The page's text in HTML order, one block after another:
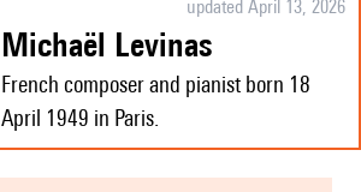
updated April 13, 2026
Michaël Levinas
French composer and pianist born 18
April 1949 in Paris.